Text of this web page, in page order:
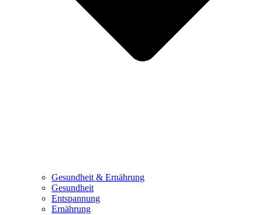
Gesundheit & Ernährung
Gesundheit
Entspannung
Ernährung